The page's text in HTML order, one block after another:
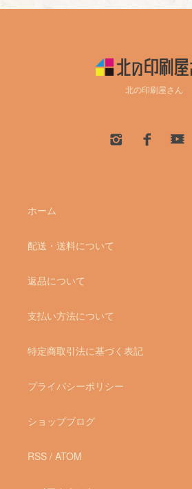
北の印刷屋さん
ホーム
配送・送料について
返品について
支払い方法について
特定商取引法に基づく表記
プライバシーポリシー
ショップブログ
RSS / ATOM